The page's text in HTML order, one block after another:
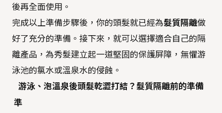
後再全面使用。
完成以上準備步驟後，你的頭髮就已經為髮質隔離做
好了充分的準備。接下來，就可以選擇適合自己的隔
離產品，為秀髮建立起一道堅固的保護屏障，無懼游
泳池的氯水或溫泉水的侵蝕。
游泳、泡溫泉後頭髮乾澀打結？髮質隔離前的準備
準